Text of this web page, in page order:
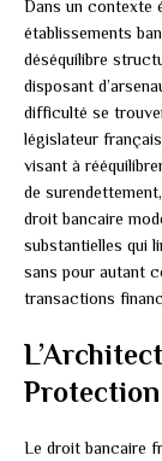
Dans un contexte
établissements
déséquilibre
disposant
difficulté se
législateur
visant à
de
droit bancaire
substantielles qui
sans pour autant
transactions
Le droit bancaire